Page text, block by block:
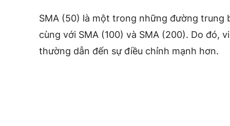
SMA (50) là một trong những đường trung
cùng với SMA (100) và SMA (200). Do đó,
thường dẫn đến sự điều chỉnh mạnh hơn.